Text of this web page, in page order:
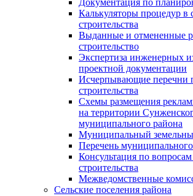
Документация по
Калькуляторы процедур в
строительства
Выданные и отмененные
строительство
Экспертиза инженерных
проектной документации
Исчерпывающие перечни
строительства
Схемы размещения
на территории
муниципального района
Муниципальный
Перечень
Консультация по
строительства
Межведомственные
Сельские поселения района